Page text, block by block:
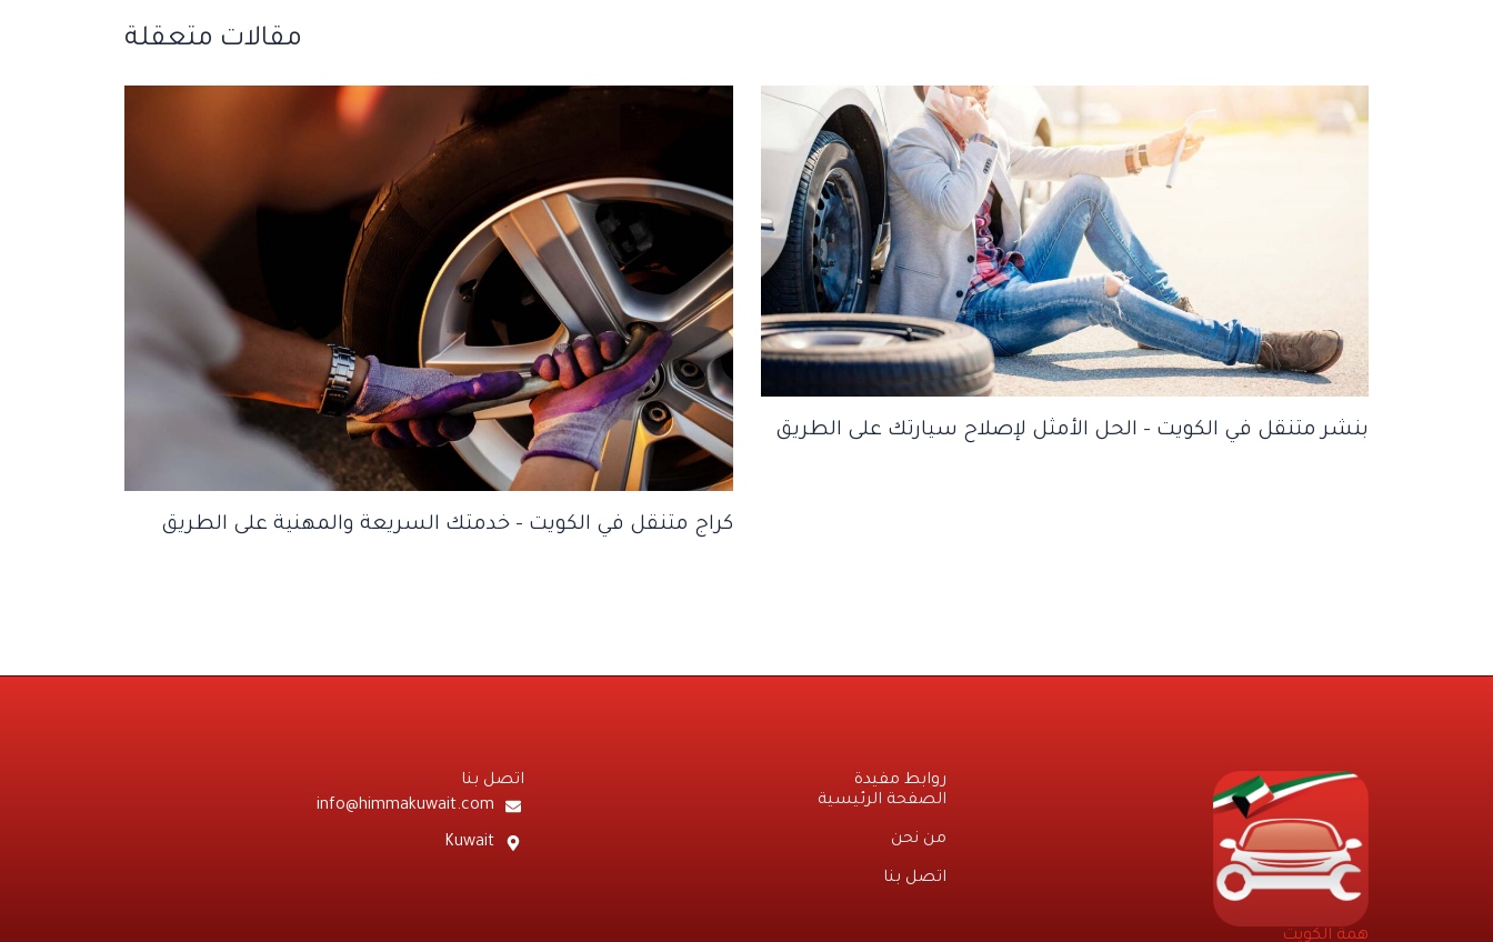
مقالات متعقلة
بنشر متنقل في الكويت – الحل الأمثل لإصلاح سيارتك على الطريق
كراج متنقل في الكويت – خدمتك السريعة والمهنية على الطريق
همة الكويت
روابط مفيدة
الصفحة الرئيسية
من نحن
اتصل بنا
اتصل بنا
info@himmakuwait.com
Kuwait